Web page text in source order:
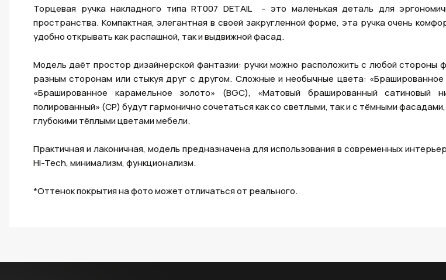
Торцевая ручка накладного типа RT007 DETAIL – это маленькая деталь для
пространства. Компактная, элегантная в своей закругленной форме, эта ручка очень
удобно открывать как распашной, так и выдвижной фасад.
Модель даёт простор дизайнерской фантазии: ручки можно расположить с любой стороны
разным сторонам или стыкуя друг с другом. Сложные и необычные цвета: «Брашированное
«Брашированное карамельное золото» (BGC), «Матовый брашированный сатиновый
полированный» (CP) будут гармонично сочетаться как со светлыми, так и с тёмными
глубокими тёплыми цветами мебели.
Практичная и лаконичная, модель предназначена для использования в современных
Hi-Tech, минимализм, функционализм.
*Оттенок покрытия на фото может отличаться от реального.